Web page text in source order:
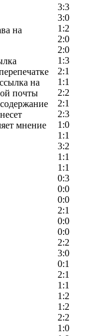
3:3
3:0
1:2
2:0
2:0
1:3
2:1
1:1
2:2
2:1
2:3
1:0
1:1
3:2
1:1
1:1
0:3
0:0
0:0
2:1
0:0
0:0
2:2
3:0
0:1
2:1
1:1
1:2
1:2
2:2
1:0
на
на
почты
мнение